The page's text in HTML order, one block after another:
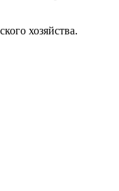
хозяйства.